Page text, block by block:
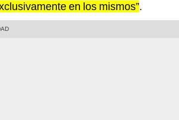
en los mismos”.